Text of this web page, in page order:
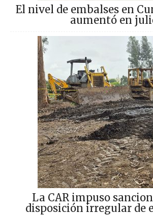
El nivel de embalses en
aumentó en
La CAR impuso
disposición irregular de